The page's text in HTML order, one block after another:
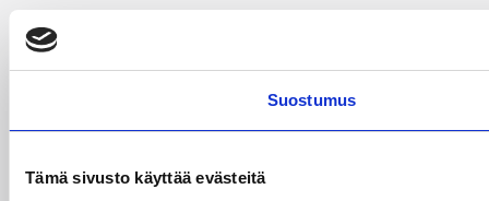
Suostumus
Tämä sivusto käyttää evästeitä